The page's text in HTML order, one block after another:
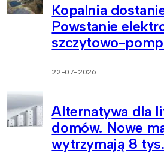
Kopalnia
Powstanie
szczytowo-
22-07-2026
Alternatywa dla
domów. Nowe
wytrzymają 8